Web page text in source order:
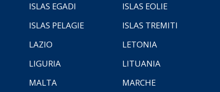
ISLAS EGADI
ISLAS EOLIE
ISLAS PELAGIE
ISLAS TREMITI
LAZIO
LETONIA
LIGURIA
LITUANIA
MALTA
MARCHE